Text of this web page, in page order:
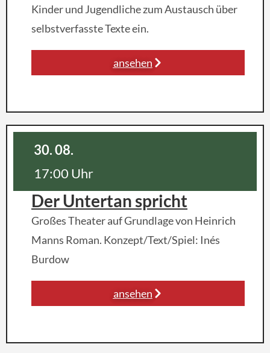
Kinder und Jugendliche zum Austausch über
selbstverfasste Texte ein.
ansehen
30. 08.
17:00 Uhr
Der Untertan spricht
Großes Theater auf Grundlage von Heinrich
Manns Roman. Konzept/Text/Spiel: Inés
Burdow
ansehen